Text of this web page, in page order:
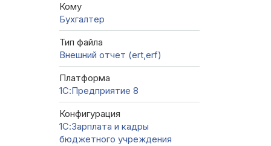
Кому
Бухгалтер
Тип файла
Внешний отчет (ert,erf)
Платформа
1С:Предприятие 8
Конфигурация
1С:Зарплата и кадры
бюджетного учреждения